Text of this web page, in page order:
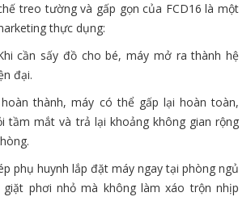
treo tường và gấp gọn của FCD16 là một
thực dụng:
cần sấy đồ cho bé, máy mở ra thành hệ
đại.
hoàn thành, máy có thể gấp lại hoàn toàn,
tầm mắt và trả lại khoảng không gian rộng
phụ huynh lắp đặt máy ngay tại phòng ngủ
phơi nhỏ mà không làm xáo trộn nhịp